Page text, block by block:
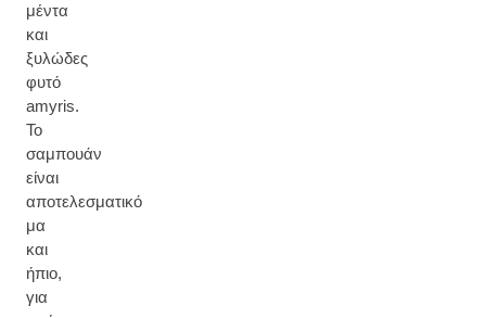
μέντα
και
ξυλώδες
φυτό
amyris.
Το
σαμπουάν
είναι
αποτελεσματικό
μα
και
ήπιο,
για